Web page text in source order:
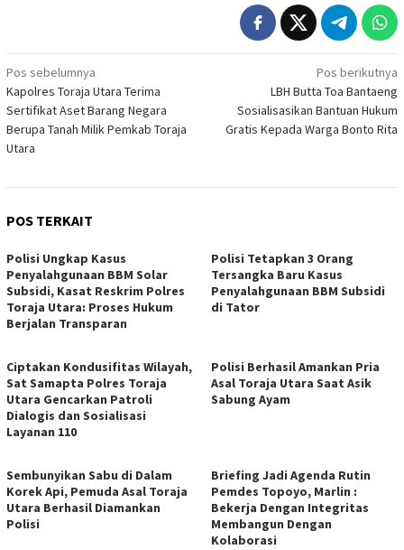
Navigasi
pos
Pos sebelumnya
Kapolres Toraja Utara Terima
Sertifikat Aset Barang Negara
Berupa Tanah Milik Pemkab Toraja
Utara
Pos berikutnya
LBH Butta Toa Bantaeng
Sosialisasikan Bantuan Hukum
Gratis Kepada Warga Bonto Rita
POS TERKAIT
Polisi Ungkap Kasus
Penyalahgunaan BBM Solar
Subsidi, Kasat Reskrim Polres
Toraja Utara: Proses Hukum
Berjalan Transparan
Polisi Tetapkan 3 Orang
Tersangka Baru Kasus
Penyalahgunaan BBM Subsidi
di Tator
Ciptakan Kondusifitas Wilayah,
Sat Samapta Polres Toraja
Utara Gencarkan Patroli
Dialogis dan Sosialisasi
Layanan 110
Polisi Berhasil Amankan Pria
Asal Toraja Utara Saat Asik
Sabung Ayam
Sembunyikan Sabu di Dalam
Korek Api, Pemuda Asal Toraja
Utara Berhasil Diamankan
Polisi
Briefing Jadi Agenda Rutin
Pemdes Topoyo, Marlin :
Bekerja Dengan Integritas
Membangun Dengan
Kolaborasi